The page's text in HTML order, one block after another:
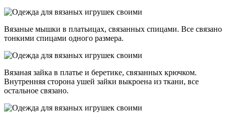
Вязаные мышки в платьицах, связанных спицами. Все связано
тонкими спицами одного размера.
Вязаная зайка в платье и беретике, связанных крючком.
Внутренняя сторона ушей зайки выкроена из ткани, все
остальное связано.